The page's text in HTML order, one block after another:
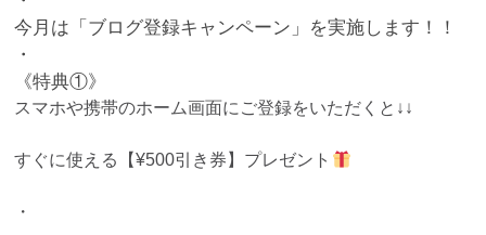
今月は「ブログ登録キャンペーン」を実施します！！
・
《特典①》
スマホや携帯のホーム画面にご登録をいただくと↓↓
すぐに使える【¥500引き券】プレゼント
・